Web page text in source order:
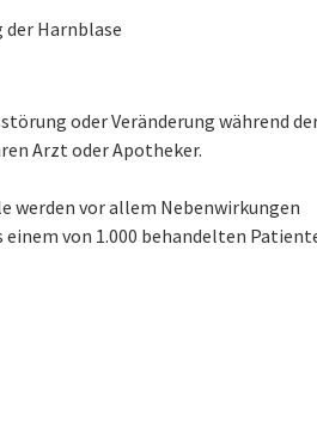
Harnblase
oder Veränderung während
Arzt oder Apotheker.
werden vor allem Nebenwirkungen
von 1.000 behandelten